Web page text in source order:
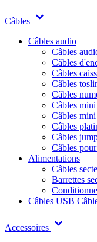
Câbles
Câbles audio
Câbles
Câbles
Câbles
Câbles
Câbles
Câbles
Câbles
Câbles
Câbles
Câbles
Alimentations
Câbles
Barrettes
Câbles USB
Accessoires